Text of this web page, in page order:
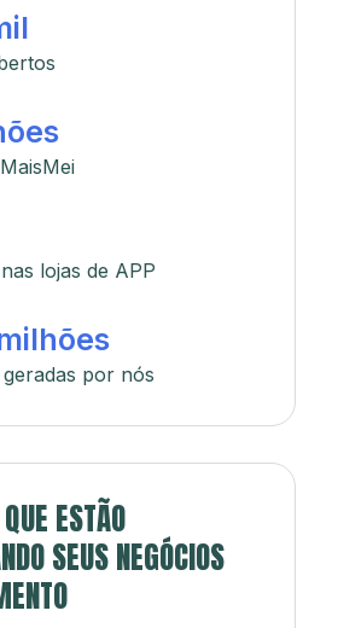
lojas de APP
por nós
ESTÃO
SEUS NEGÓCIOS